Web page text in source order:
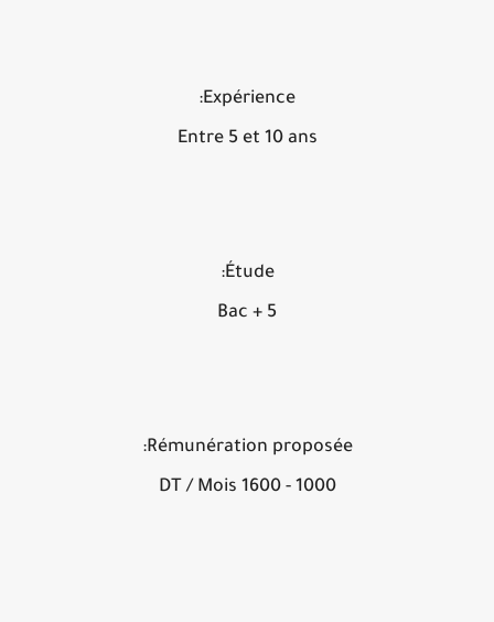
Expérience:
Entre 5 et 10 ans
Étude:
Bac + 5
Rémunération proposée:
1000 - 1600 DT / Mois